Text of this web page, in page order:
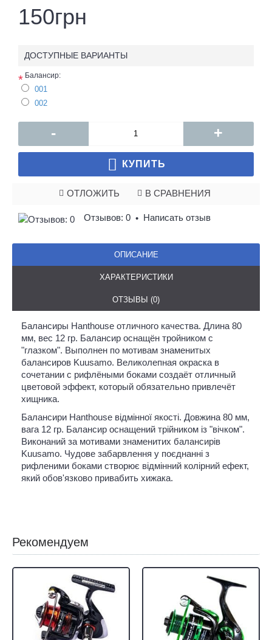
150грн
ДОСТУПНЫЕ ВАРИАНТЫ
* Балансир:
001
002
- +
КУПИТЬ
ОТЛОЖИТЬ В СРАВНЕНИЯ
Отзывов: 0 • Написать отзыв
ОПИСАНИЕ
ХАРАКТЕРИСТИКИ
ОТЗЫВЫ (0)
Балансиры Hanthouse отличного качества. Длина 80
мм, вес 12 гр. Балансир оснащён тройником с
"глазком". Выполнен по мотивам знаменитых
балансиров Kuusamo. Великолепная окраска в
сочетании с рифлёными боками создаёт отличный
цветовой эффект, который обязательно привлечёт
хищника.
Балансири Hanthouse відмінної якості. Довжина 80 мм,
вага 12 гр. Балансир оснащений трійником із "вічком".
Виконаний за мотивами знаменитих балансирів
Kuusamo. Чудове забарвлення у поєднанні з
рифленими боками створює відмінний колірний ефект,
який обов'язково привабить хижака.
Рекомендуем